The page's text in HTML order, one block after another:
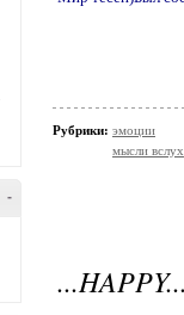
-
Рубрики: эмоции
мысли вслух
...HAPPY...